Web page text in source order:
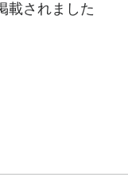
載されました